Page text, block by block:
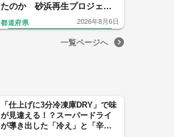
たのか 砂浜再生プロジェク
トの舞台裏
都道府県 2026年8月6日
一覧ページへ
「仕上げに3分冷凍庫DRY」で味
が見違える！？スーパードライ
が導き出した「冷え」と「辛